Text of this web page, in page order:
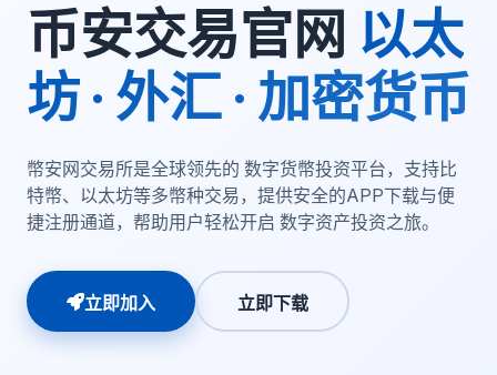
币安交易官网 以太
坊 · 外汇 · 加密货币
幣安网交易所是全球领先的 数字货幣投资平台，支持比
特幣、以太坊等多幣种交易，提供安全的APP下载与便
捷注册通道，帮助用户轻松开启 数字资产投资之旅。
立即加入 立即下载